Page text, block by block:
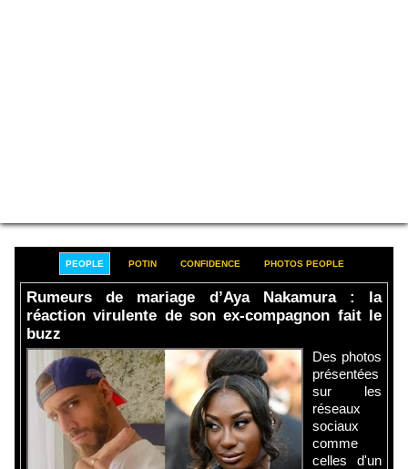
PEOPLE POTIN CONFIDENCE PHOTOS PEOPLE
Rumeurs de mariage d’Aya Nakamura : la
réaction virulente de son ex-compagnon fait le
buzz
Des photos
présentées
sur les
réseaux
sociaux
comme
celles d'un